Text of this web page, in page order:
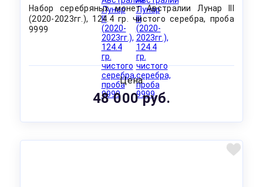
Набор серебряных монет Австралии Лунар III
(2020-2023гг.), 124.4 гр. чистого серебра, проба
9999
Цена
48 000 руб.